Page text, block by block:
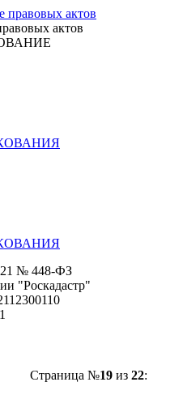
актов
№ 448-ФЗ
"Роскадастр"
Страница №19из 22: